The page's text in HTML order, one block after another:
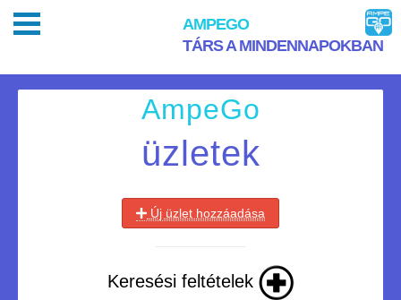
AMPEGO
TÁRS A MINDENNAPOKBAN
AmpeGo
üzletek
Új üzlet hozzáadása
Keresési feltételek